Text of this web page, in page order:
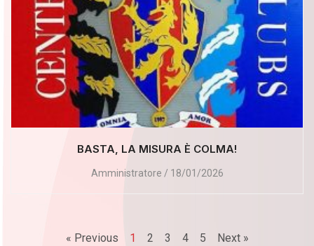
BASTA, LA MISURA È COLMA!
Amministratore 18/01/2026
« Previous 1 2 3 4 5 Next »